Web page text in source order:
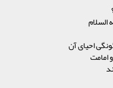
احیای آن
امامت